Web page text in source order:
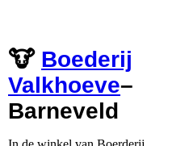
🐮 Boederij
Valkhoeve–
Barneveld